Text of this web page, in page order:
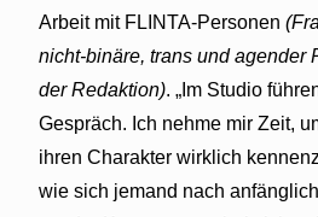
Arbeit mit FLINTA-Personen
nicht-binäre, trans und agender
der Redaktion). „Im Studio
Gespräch. Ich nehme mir Zeit,
ihren Charakter wirklich
wie sich jemand nach